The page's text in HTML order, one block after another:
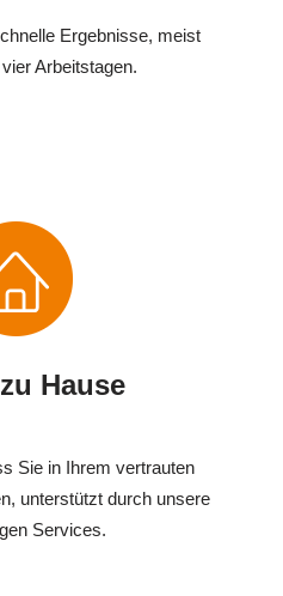
Ergebnisse, meist
Arbeitstagen.
Hause
Sie in Ihrem vertrauten
unterstützt durch unsere
Services.